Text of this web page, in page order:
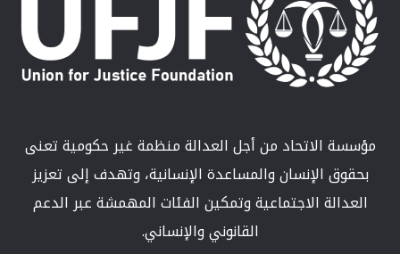
مؤسسة الاتحاد من أجل العدالة منظمة غير حكومية تعنى
بحقوق الإنسان والمساعدة الإنسانية، وتهدف إلى تعزيز
العدالة الاجتماعية وتمكين الفئات المهمشة عبر الدعم
القانوني والإنساني.